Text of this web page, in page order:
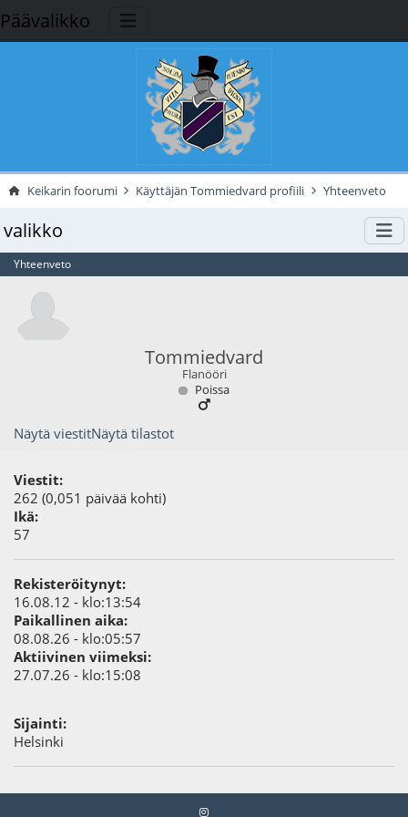
Päävalikko
Keikarin foorumi Käyttäjän Tommiedvard profiili Yhteenveto
valikko
Yhteenveto
Tommiedvard
Flanööri
Poissa
Näytä viestitNäytä tilastot
Viestit:
262 (0,051 päivää kohti)
Ikä:
57
Rekisteröitynyt:
16.08.12 - klo:13:54
Paikallinen aika:
08.08.26 - klo:05:57
Aktiivinen viimeksi:
27.07.26 - klo:15:08
Sijainti:
Helsinki